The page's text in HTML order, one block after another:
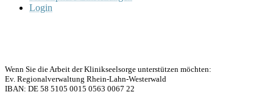
Login
Wenn Sie die Arbeit der Klinikseelsorge unterstützen möchten:
Ev. Regionalverwaltung Rhein-Lahn-Westerwald
IBAN: DE 58 5105 0015 0563 0067 22